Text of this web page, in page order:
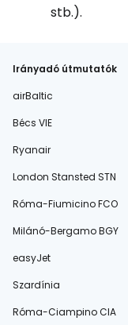
stb.).
Irányadó útmutatók
airBaltic
Bécs VIE
Ryanair
London Stansted STN
Róma-Fiumicino FCO
Milánó-Bergamo BGY
easyJet
Szardínia
Róma-Ciampino CIA